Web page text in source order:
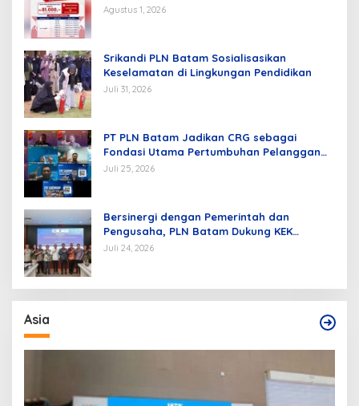
Agustus 1, 2026
Srikandi PLN Batam Sosialisasikan
Keselamatan di Lingkungan Pendidikan
Juli 31, 2026
PT PLN Batam Jadikan CRG sebagai
Fondasi Utama Pertumbuhan Pelanggan
dan Pembangunan Infrastruktur
Juli 25, 2026
Bersinergi dengan Pemerintah dan
Pengusaha, PLN Batam Dukung KEK
Tanjung Sauh sebagai Hub Energi Baru
Juli 24, 2026
Asia